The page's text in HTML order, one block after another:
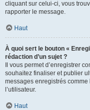
cliquant sur celui-ci, vous
rapporter le message.
Haut
À quoi sert le bouton «
rédaction d’un sujet ?
Il vous permet d’enregistrer
souhaitez finaliser et publier
messages enregistrés
l’utilisateur.
Haut